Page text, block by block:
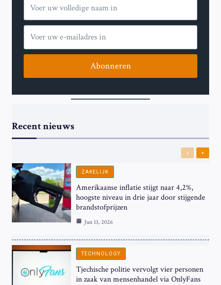
Abonneren
Recent nieuws
Previous
Next
ZAKELIJK
Amerikaanse inflatie stijgt naar 4,2%,
hoogste niveau in drie jaar door stijgende
brandstofprijzen
Jun 13, 2026
TECHNOLOGY
Tjechische politie vervolgt vier personen
in zaak van mensenhandel via OnlyFans